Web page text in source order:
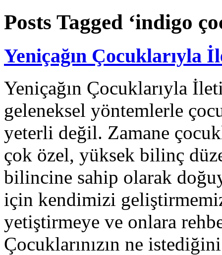
Posts Tagged ‘indigo
Yeniçağın Çocuklarıyla
Yeniçağın Çocuklarıyla
geleneksel yöntemlerle
yeterli değil. Zamane
çok özel, yüksek bilinç
bilincine sahip olarak
için kendimizi
yetiştirmeye ve onlara
Çocuklarınızın ne